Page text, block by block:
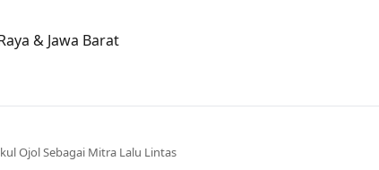
& Jawa Barat
Ojol Sebagai Mitra Lalu Lintas